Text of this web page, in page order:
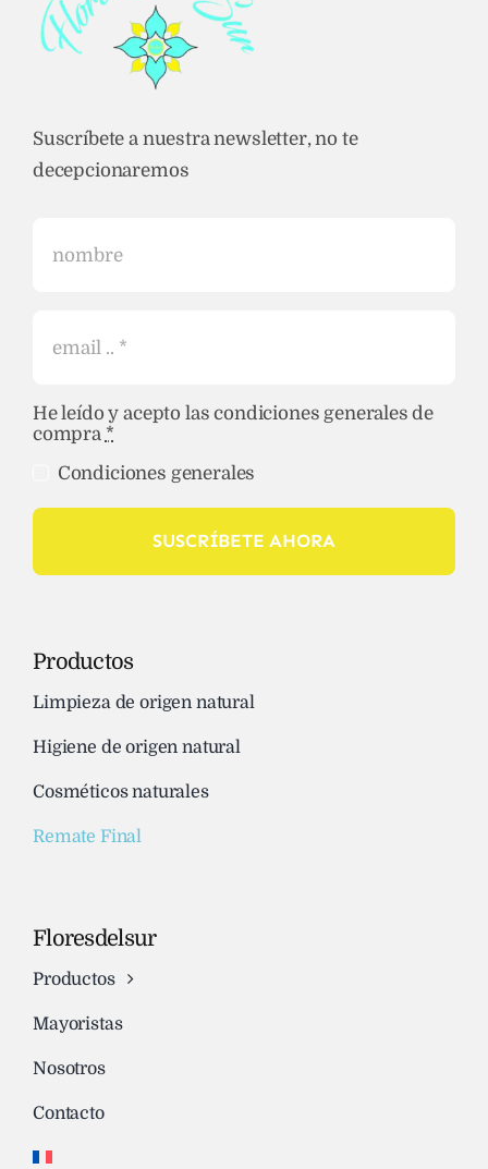
Suscríbete a nuestra newsletter, no te
decepcionaremos
He leído y acepto las condiciones generales de
compra *
Condiciones generales
SUSCRÍBETE AHORA
Productos
Limpieza de origen natural
Higiene de origen natural
Cosméticos naturales
Remate Final
Floresdelsur
Productos
Mayoristas
Nosotros
Contacto